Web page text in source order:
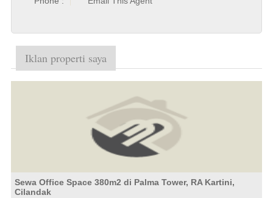
Iklan properti saya
Sewa Office Space 380m2 di Palma Tower, RA Kartini,
Cilandak